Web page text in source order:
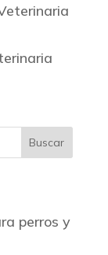
Buscar
perros y